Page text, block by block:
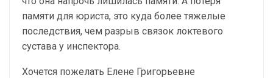
памяти для юриста, это куда более тяжелые
последствия, чем разрыв связок локтевого
сустава у инспектора.
Хочется пожелать Елене Григорьевне